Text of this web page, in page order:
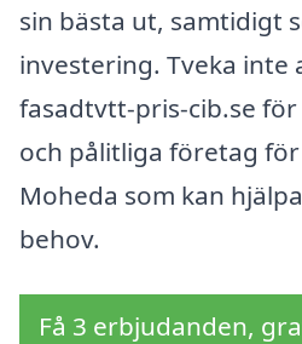
sin bästa ut, samtidigt
investering. Tveka inte
fasadtvtt-pris-cib.se
och pålitliga företag
Moheda som kan
behov.
Få 3 erbjudanden,